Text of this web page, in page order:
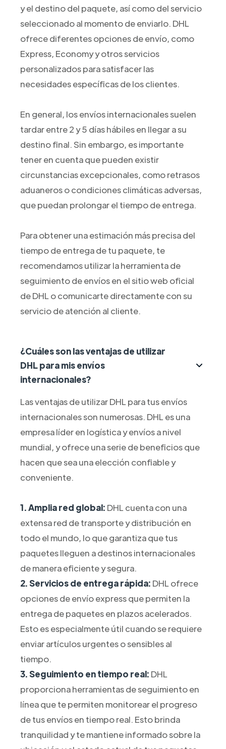
y el destino del paquete, así como del servicio
seleccionado al momento de enviarlo. DHL
ofrece diferentes opciones de envío, como
Express, Economy y otros servicios
personalizados para satisfacer las
necesidades específicas de los clientes.
En general, los envíos internacionales suelen
tardar entre 2 y 5 días hábiles en llegar a su
destino final. Sin embargo, es importante
tener en cuenta que pueden existir
circunstancias excepcionales, como retrasos
aduaneros o condiciones climáticas adversas,
que puedan prolongar el tiempo de entrega.
Para obtener una estimación más precisa del
tiempo de entrega de tu paquete, te
recomendamos utilizar la herramienta de
seguimiento de envíos en el sitio web oficial
de DHL o comunicarte directamente con su
servicio de atención al cliente.
¿Cuáles son las ventajas de utilizar
DHL para mis envíos
internacionales?
Las ventajas de utilizar DHL para tus envíos
internacionales son numerosas. DHL es una
empresa líder en logística y envíos a nivel
mundial, y ofrece una serie de beneficios que
hacen que sea una elección confiable y
conveniente.
1. Amplia red global: DHL cuenta con una
extensa red de transporte y distribución en
todo el mundo, lo que garantiza que tus
paquetes lleguen a destinos internacionales
de manera eficiente y segura.
2. Servicios de entrega rápida: DHL ofrece
opciones de envío express que permiten la
entrega de paquetes en plazos acelerados.
Esto es especialmente útil cuando se requiere
enviar artículos urgentes o sensibles al
tiempo.
3. Seguimiento en tiempo real: DHL
proporciona herramientas de seguimiento en
línea que te permiten monitorear el progreso
de tus envíos en tiempo real. Esto brinda
tranquilidad y te mantiene informado sobre la